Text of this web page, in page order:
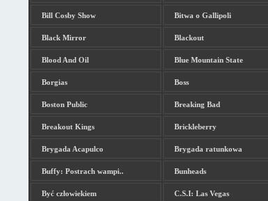
Bill Cosby Show Bitwa o Gallipoli
Black Mirror Blackout
Blood And Oil Blue Mountain State
Borgias Boss
Boston Public Breaking Bad
Breakout Kings Brickleberry
Brygada Acapulco Brygada ratunkowa
Buffy: Postrach wampi.. Bunheads
Być człowiekiem C.S.I: Las Vegas